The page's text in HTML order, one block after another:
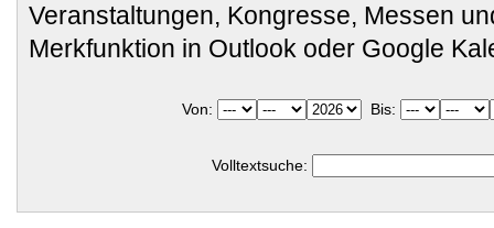
Veranstaltungen, Kongresse, Messen
Merkfunktion in Outlook oder Google
Von: Bis:
Volltextsuche: